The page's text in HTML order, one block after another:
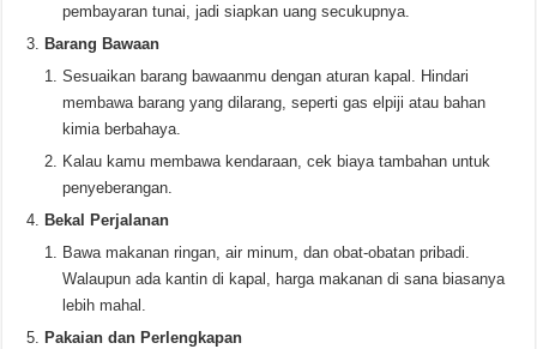
pembayaran tunai, jadi siapkan uang secukupnya.
Barang Bawaan
Sesuaikan barang bawaanmu dengan aturan kapal. Hindari
membawa barang yang dilarang, seperti gas elpiji atau bahan
kimia berbahaya.
Kalau kamu membawa kendaraan, cek biaya tambahan untuk
penyeberangan.
Bekal Perjalanan
Bawa makanan ringan, air minum, dan obat-obatan pribadi.
Walaupun ada kantin di kapal, harga makanan di sana biasanya
lebih mahal.
Pakaian dan Perlengkapan